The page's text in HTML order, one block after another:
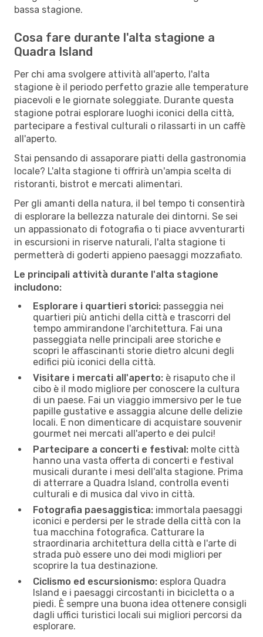
bassa stagione.
Cosa fare durante l'alta stagione a
Quadra Island
Per chi ama svolgere attività all'aperto, l'alta
stagione è il periodo perfetto grazie alle temperature
piacevoli e le giornate soleggiate. Durante questa
stagione potrai esplorare luoghi iconici della città,
partecipare a festival culturali o rilassarti in un caffè
all'aperto.
Stai pensando di assaporare piatti della gastronomia
locale? L'alta stagione ti offrirà un'ampia scelta di
ristoranti, bistrot e mercati alimentari.
Per gli amanti della natura, il bel tempo ti consentirà
di esplorare la bellezza naturale dei dintorni. Se sei
un appassionato di fotografia o ti piace avventurarti
in escursioni in riserve naturali, l'alta stagione ti
permetterà di goderti appieno paesaggi mozzafiato.
Le principali attività durante l'alta stagione
includono:
Esplorare i quartieri storici: passeggia nei
quartieri più antichi della città e trascorri del
tempo ammirandone l'architettura. Fai una
passeggiata nelle principali aree storiche e
scopri le affascinanti storie dietro alcuni degli
edifici più iconici della città.
Visitare i mercati all'aperto: è risaputo che il
cibo è il modo migliore per conoscere la cultura
di un paese. Fai un viaggio immersivo per le tue
papille gustative e assaggia alcune delle delizie
locali. E non dimenticare di acquistare souvenir
gourmet nei mercati all'aperto e dei pulci!
Partecipare a concerti e festival: molte città
hanno una vasta offerta di concerti e festival
musicali durante i mesi dell'alta stagione. Prima
di atterrare a Quadra Island, controlla eventi
culturali e di musica dal vivo in città.
Fotografia paesaggistica: immortala paesaggi
iconici e perdersi per le strade della città con la
tua macchina fotografica. Catturare la
straordinaria architettura della città e l'arte di
strada può essere uno dei modi migliori per
scoprire la tua destinazione.
Ciclismo ed escursionismo: esplora Quadra
Island e i paesaggi circostanti in bicicletta o a
piedi. È sempre una buona idea ottenere consigli
dagli uffici turistici locali sui migliori percorsi da
esplorare.